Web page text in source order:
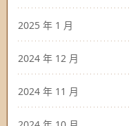
2025 年 1 月
2024 年 12 月
2024 年 11 月